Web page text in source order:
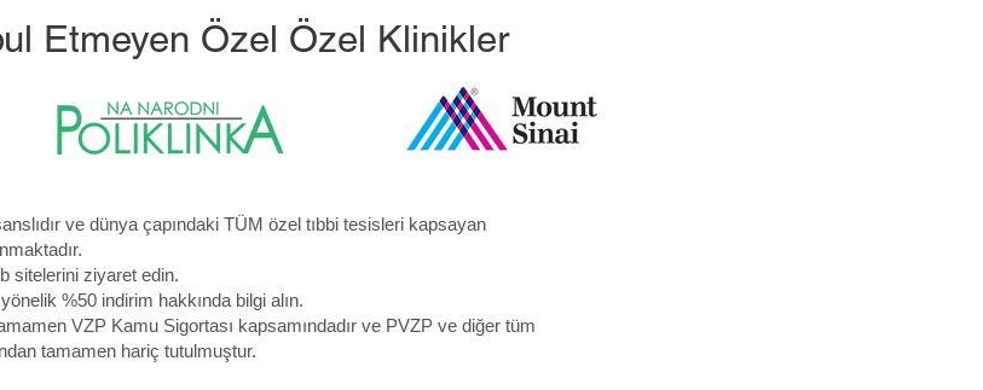
Etmeyen Özel Özel Klinikler
ve dünya çapındaki TÜM özel tıbbi tesisleri kapsayan
sitelerini ziyaret edin.
%50 indirim hakkında bilgi alın.
VZP Kamu Sigortası kapsamındadır ve PVZP ve diğer tüm
tamamen hariç tutulmuştur.